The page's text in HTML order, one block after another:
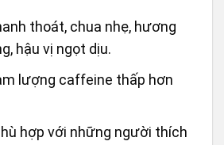
thoát, chua nhẹ, hương
hậu vị ngọt dịu.
lượng caffeine thấp hơn
hợp với những người thích